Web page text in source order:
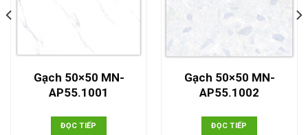
Gạch 50×50 MN-
AP55.1001
ĐỌC TIẾP
Gạch 50×50 MN-
AP55.1002
ĐỌC TIẾP